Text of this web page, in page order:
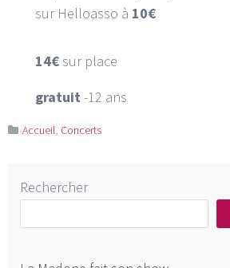
sur Helloasso à 10€
14€ sur place
gratuit -12 ans
Accueil, Concerts
Rechercher